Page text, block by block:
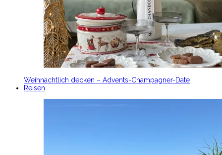
Weihnachtlich decken – Advents-Champagner-Date
Reisen